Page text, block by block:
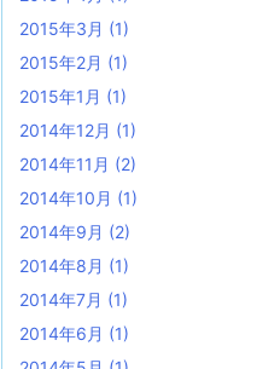
2015年3月 (1)
2015年2月 (1)
2015年1月 (1)
2014年12月 (1)
2014年11月 (2)
2014年10月 (1)
2014年9月 (2)
2014年8月 (1)
2014年7月 (1)
2014年6月 (1)